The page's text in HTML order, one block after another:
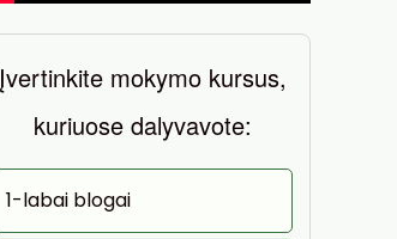
Įvertinkite mokymo kursus,
kuriuose dalyvavote:
1-labai blogai